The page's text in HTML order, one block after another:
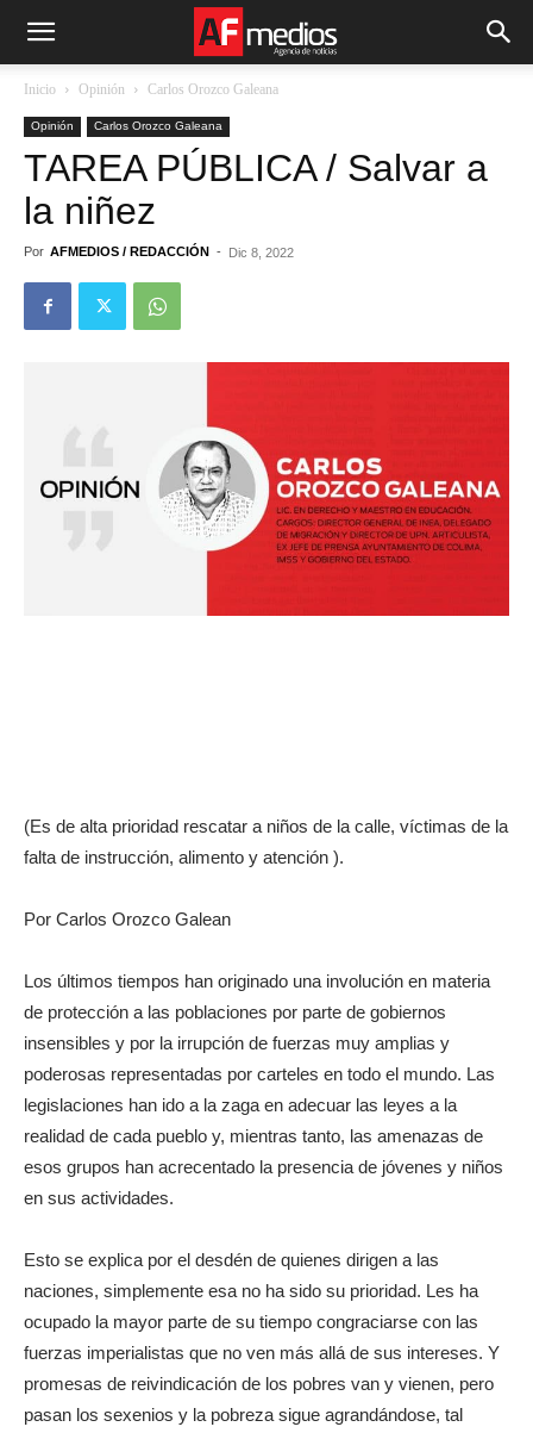
Inicio Opinión Carlos Orozco Galeana
Opinión Carlos Orozco Galeana
TAREA PÚBLICA / Salvar a
la niñez
Por AFMEDIOS / REDACCIÓN - Dic 8, 2022
(Es de alta prioridad rescatar a niños de la calle, víctimas de la
falta de instrucción, alimento y atención ).
Por Carlos Orozco Galean
Los últimos tiempos han originado una involución en materia
de protección a las poblaciones por parte de gobiernos
insensibles y por la irrupción de fuerzas muy amplias y
poderosas representadas por carteles en todo el mundo. Las
legislaciones han ido a la zaga en adecuar las leyes a la
realidad de cada pueblo y, mientras tanto, las amenazas de
esos grupos han acrecentado la presencia de jóvenes y niños
en sus actividades.
Esto se explica por el desdén de quienes dirigen a las
naciones, simplemente esa no ha sido su prioridad. Les ha
ocupado la mayor parte de su tiempo congraciarse con las
fuerzas imperialistas que no ven más allá de sus intereses. Y
promesas de reivindicación de los pobres van y vienen, pero
pasan los sexenios y la pobreza sigue agrandándose, tal